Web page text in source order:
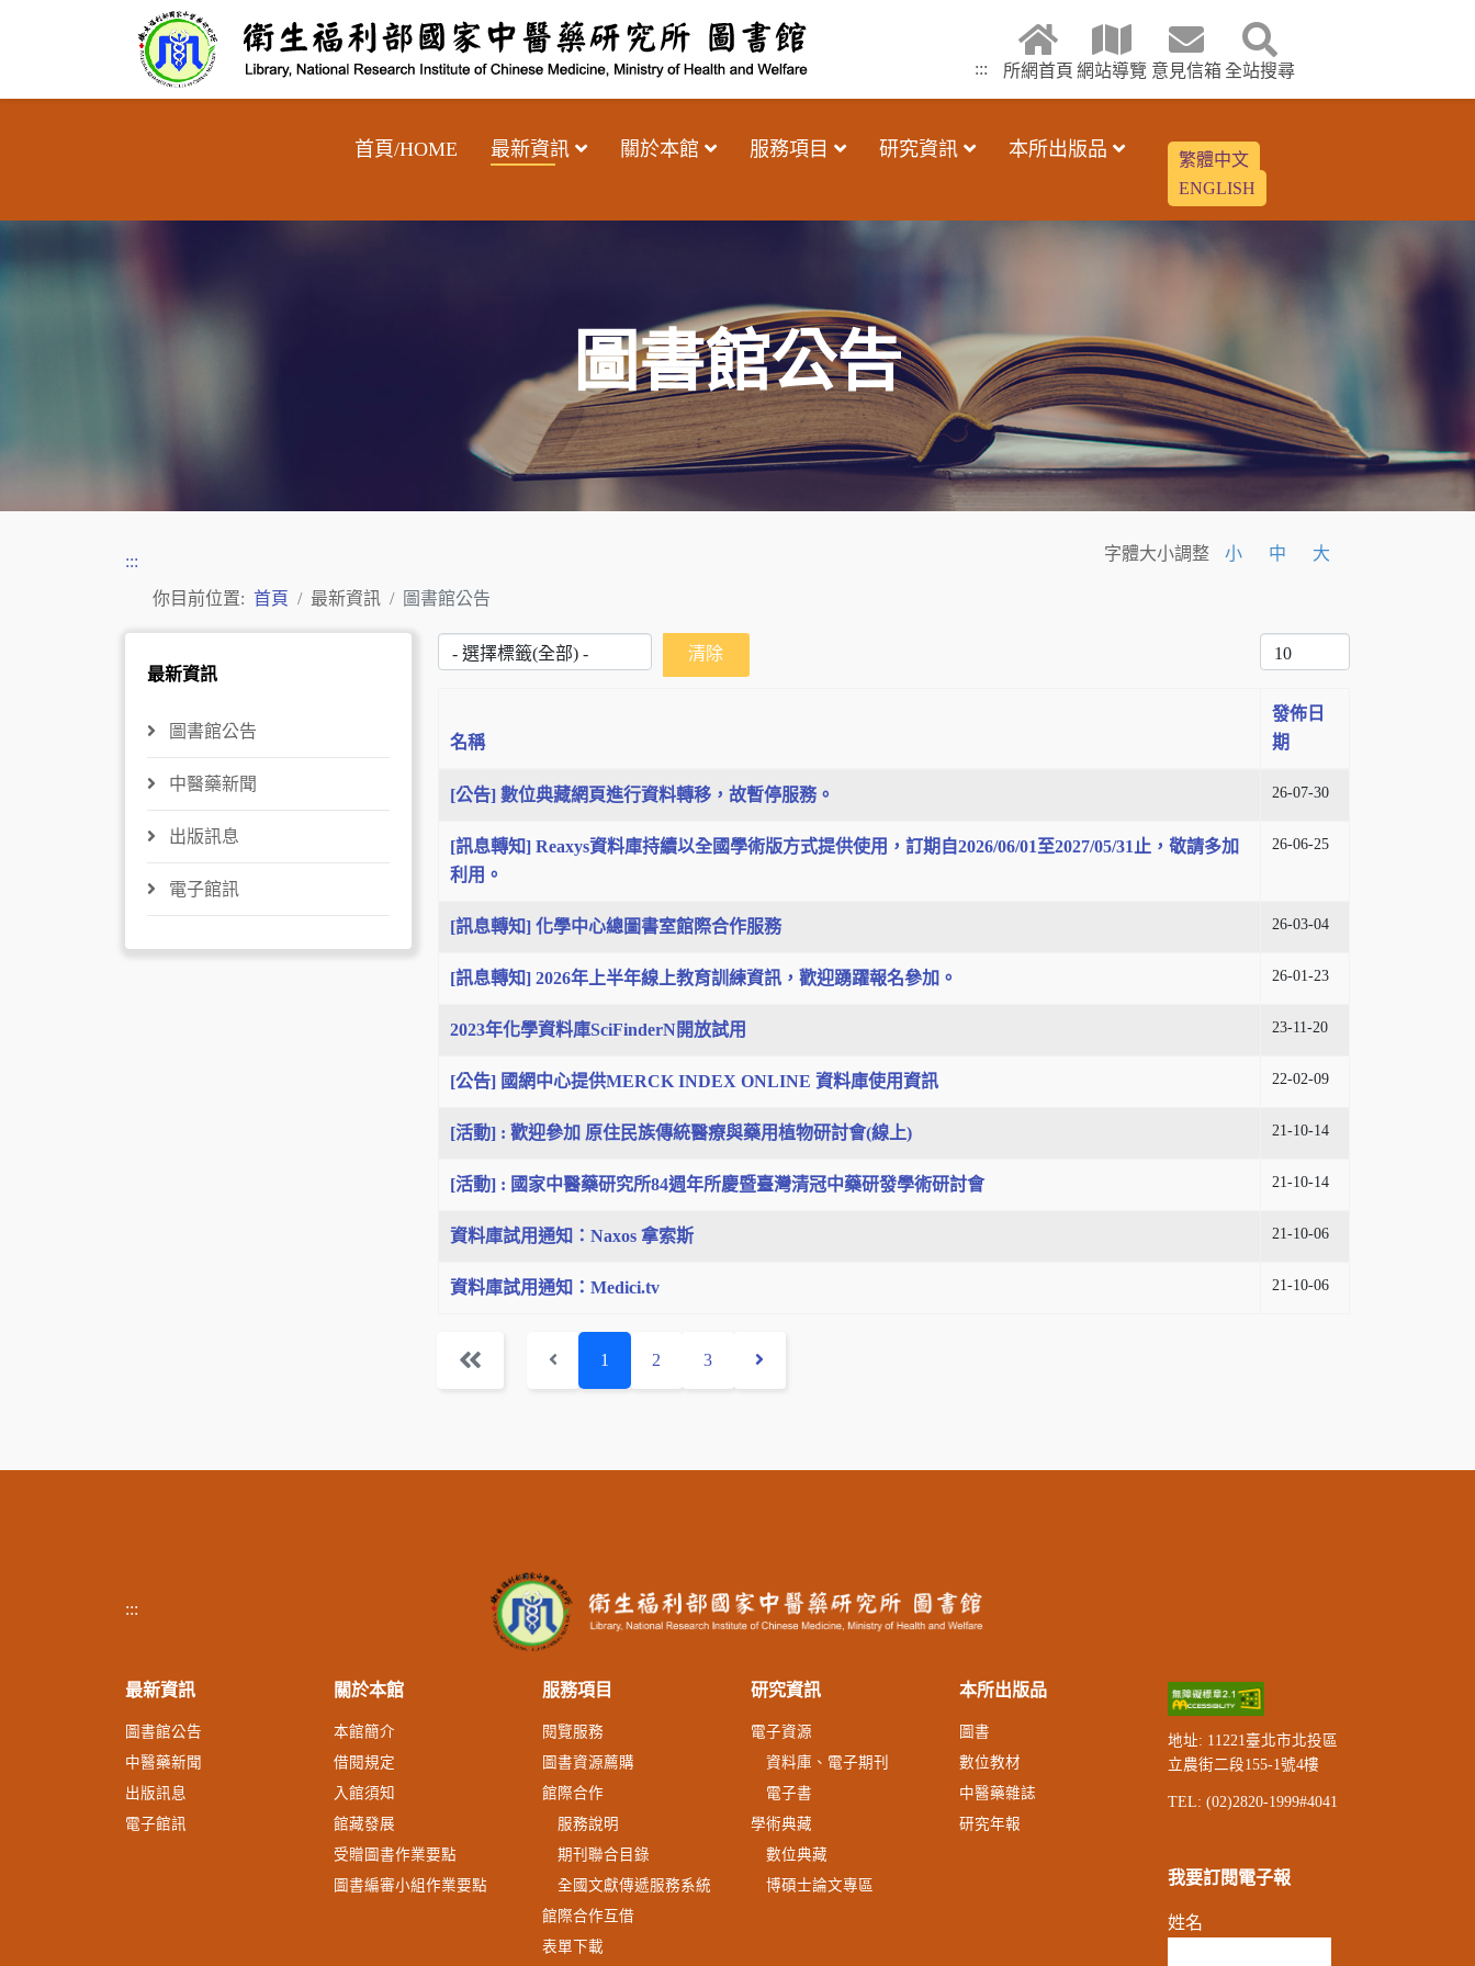
跳到主要內容區
::: 所網首頁 網站導覽 意見信箱全站搜尋
首頁/HOME 最新資訊 關於本館 服務項目 研究資訊 本所出版品
繁體中文
ENGLISH
圖書館公告
::: 字體大小調整 小 中 大
你目前位置: 首頁 最新資訊 圖書館公告
最新資訊
圖書館公告
中醫藥新聞
出版訊息
電子館訊
- 選擇標籤(全部) - 清除 每頁顯示條數
文章列表
名稱
發佈日
期
[公告] 數位典藏網頁進行資料轉移，故暫停服務。 26-07-30
[訊息轉知] Reaxys資料庫持續以全國學術版方式提供使用，訂期自2026/06/01至2027/05/31止，敬請多加
利用。
26-06-25
[訊息轉知] 化學中心總圖書室館際合作服務 26-03-04
[訊息轉知] 2026年上半年線上教育訓練資訊，歡迎踴躍報名參加。 26-01-23
2023年化學資料庫SciFinderN開放試用 23-11-20
[公告] 國網中心提供MERCK INDEX ONLINE 資料庫使用資訊 22-02-09
[活動] : 歡迎參加 原住民族傳統醫療與藥用植物研討會(線上) 21-10-14
[活動] : 國家中醫藥研究所84週年所慶暨臺灣清冠中藥研發學術研討會 21-10-14
資料庫試用通知：Naxos 拿索斯 21-10-06
資料庫試用通知：Medici.tv 21-10-06
1 2 3
:::
最新資訊
圖書館公告
中醫藥新聞
出版訊息
電子館訊
關於本館
本館簡介
借閱規定
入館須知
館藏發展
受贈圖書作業要點
圖書編審小組作業要點
服務項目
閱覽服務
圖書資源薦購
館際合作
服務說明
期刊聯合目錄
全國文獻傳遞服務系統
館際合作互借
表單下載
研究資訊
電子資源
資料庫、電子期刊
電子書
學術典藏
數位典藏
博碩士論文專區
本所出版品
圖書
數位教材
中醫藥雜誌
研究年報
地址: 11221臺北市北投區
立農街二段155-1號4樓
TEL: (02)2820-1999#4041
我要訂閱電子報
姓名